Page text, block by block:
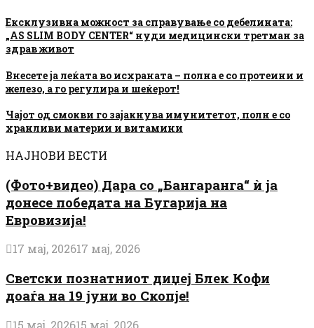
Ексклузивна можност за справување со дебелината:
„AS SLIM BODY CENTER“ нуди медицински третман за
здрав живот
Внесете ја леќата во исхраната – полна е со протеини и
железо, а го регулира и шеќерот!
Чајот од смокви го зајакнува имунитетот, полн е со
хранливи материи и витамини
НАЈНОВИ ВЕСТИ
(Фото+видео) Дара со „Бангаранга“ ѝ ја
донесе победата на Бугарија на
Евровизија!
17 мај, 202617 мај, 2026
Светски познатниот диџеј Блек Кофи
доаѓа на 19 јуни во Скопје!
15 мај, 202615 мај, 2026